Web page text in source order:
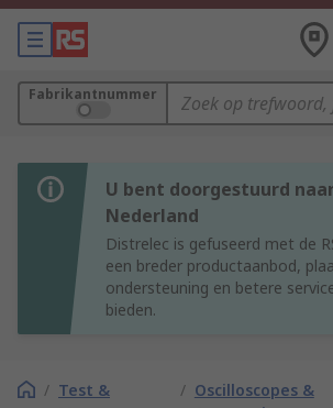
Fabrikantnummer
U bent doorgestuurd naar
Nederland
Distrelec is gefuseerd met de
een breder productaanbod,
ondersteuning en betere
bieden.
/ Test &
/ Oscilloscopes &